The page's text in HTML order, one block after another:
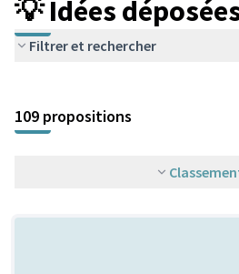
💡 Idées
Filtrer et rechercher
+
−
109 propositions